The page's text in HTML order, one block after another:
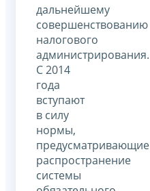
дальнейшему
совершенствованию
налогового
администрирования.
С 2014
года
вступают
в силу
нормы,
предусматривающие
распространение
системы